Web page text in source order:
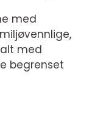
med
med
begrenset